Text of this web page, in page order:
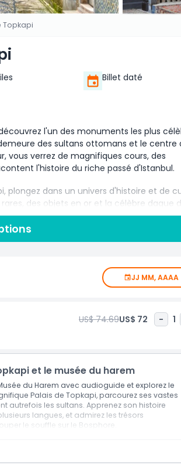
Topkapi
Billet daté
l'un des monuments les plus
des sultans ottomans et le centre
vous verrez de magnifiques cours, des
l'histoire du riche passé d'Istanbul.
plongez dans un univers d'histoire et de
des objets en or et la célèbre dague
ottomans et leurs familles vivaient
sur le Bosphore, ce qui en fait l'une des
ou avec un audioguide, vous en
sur Istanbul. Planifiez votre visite
JJ MM, AAAA
US$ 74.69US$ 72 - 1
et le musée du harem
du Harem avec audioguide et explorez le
Palais de Topkapi, parcourez ses vastes
autrefois les sultans. Apprenez son histoire
langues, et admirez les trésors
le souffle sur le Bosphore.